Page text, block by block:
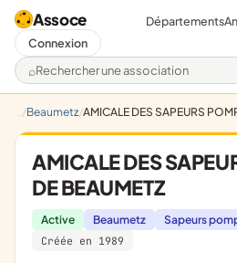
Assoce
Rechercher une association
Départements
Connexion
Beaumetz AMICALE DES SAPEURS
AMICALE DES
DE BEAUMETZ
Active Beaumetz Sapeurs
Créée en 1989